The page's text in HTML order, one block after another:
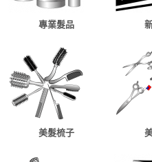
專業髮品
美髮梳子